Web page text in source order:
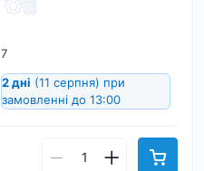
7
2 дні (11 серпня) при
замовленні до 13:00